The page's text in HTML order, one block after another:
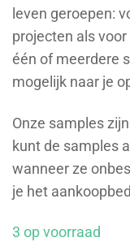
leven geroepen:
projecten als
één of meerdere
mogelijk naar je
Onze samples
kunt de samples
wanneer ze
je het
3 op voorraad